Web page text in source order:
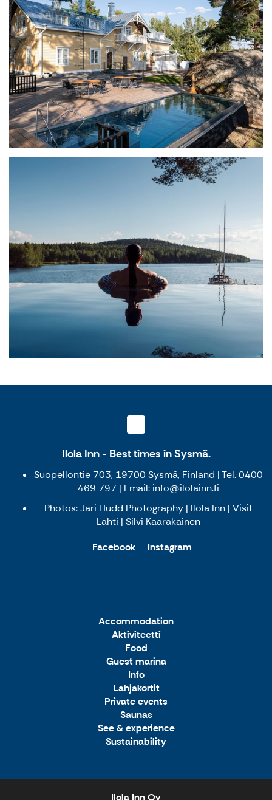
Ilola Inn - Best times in Sysmä.
Suopellontie 703, 19700 Sysmä, Finland | Tel. 0400
469 797 | Email: info@ilolainn.fi
Photos: Jari Hudd Photography | Ilola Inn | Visit
Lahti | Silvi Kaarakainen
Facebook
Instagram
Accommodation
Aktiviteetti
Food
Guest marina
Info
Lahjakortit
Private events
Saunas
See & experience
Sustainability
Ilola Inn Oy